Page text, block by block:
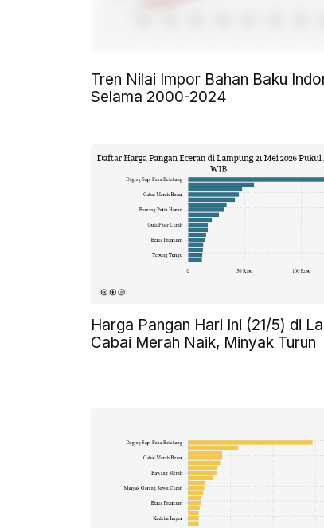
Tren Nilai Impor Bahan Baku
Selama 2000-2024
Harga Pangan Hari Ini (21/5) di
Cabai Merah Naik, Minyak Turun